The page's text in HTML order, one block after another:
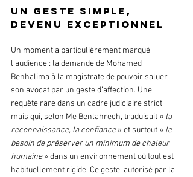
Un geste simple,
devenu exceptionnel
Un moment a particulièrement marqué
l’audience : la demande de Mohamed
Benhalima à la magistrate de pouvoir saluer
son avocat par un geste d’affection. Une
requête rare dans un cadre judiciaire strict,
mais qui, selon Me Benlahrech, traduisait « la
reconnaissance, la confiance » et surtout « le
besoin de préserver un minimum de chaleur
humaine » dans un environnement où tout est
habituellement rigide. Ce geste, autorisé par la